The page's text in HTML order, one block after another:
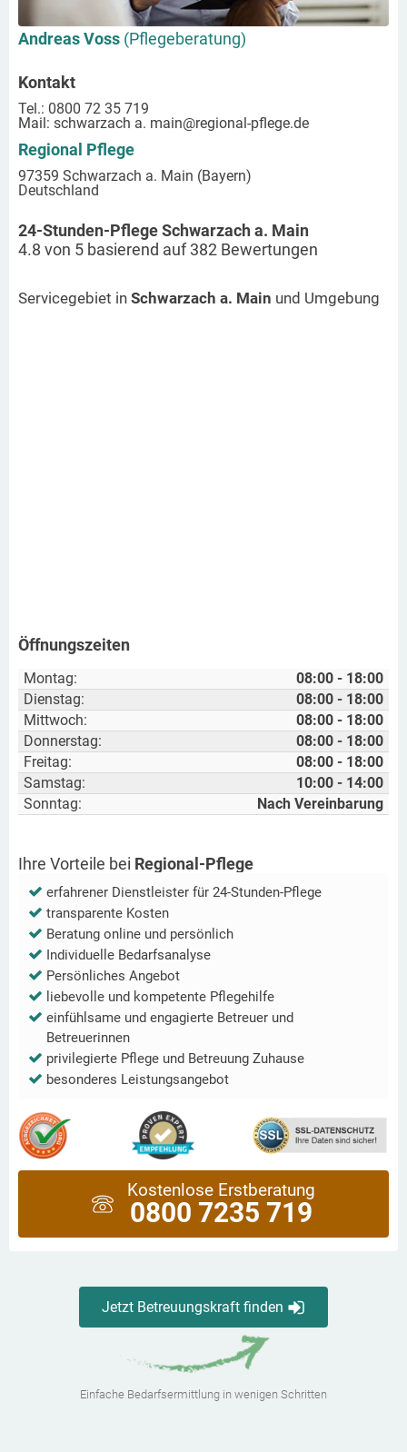
Andreas Voss (Pflegeberatung)
Kontakt
Tel.: 0800 72 35 719
Mail: schwarzach a. main@regional-pflege.de
Regional Pflege
97359 Schwarzach a. Main (Bayern)
Deutschland
24-Stunden-Pflege Schwarzach a. Main
4.8 von 5 basierend auf382 Bewertungen
Servicegebiet in Schwarzach a. Main und Umgebung
Öffnungszeiten
Montag:
08:00 - 18:00
Dienstag:
08:00 - 18:00
Mittwoch:
08:00 - 18:00
Donnerstag:
08:00 - 18:00
Freitag:
08:00 - 18:00
Samstag:
10:00 - 14:00
Sonntag:
Nach Vereinbarung
Ihre Vorteile bei Regional-Pflege
erfahrener Dienstleister für 24-Stunden-Pflege
transparente Kosten
Beratung online und persönlich
Individuelle Bedarfsanalyse
Persönliches Angebot
liebevolle und kompetente Pflegehilfe
einfühlsame und engagierte Betreuer und
Betreuerinnen
privilegierte Pflege und Betreuung Zuhause
besonderes Leistungsangebot
Kostenlose Erstberatung
0800 7235 719
Jetzt Betreuungskraft finden
Einfache Bedarfsermittlung in wenigen Schritten